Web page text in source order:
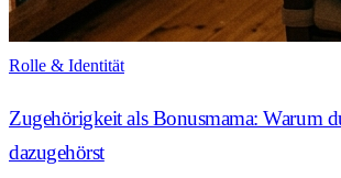
Rolle & Identität
Zugehörigkeit als Bonusmama: Warum
dazugehörst